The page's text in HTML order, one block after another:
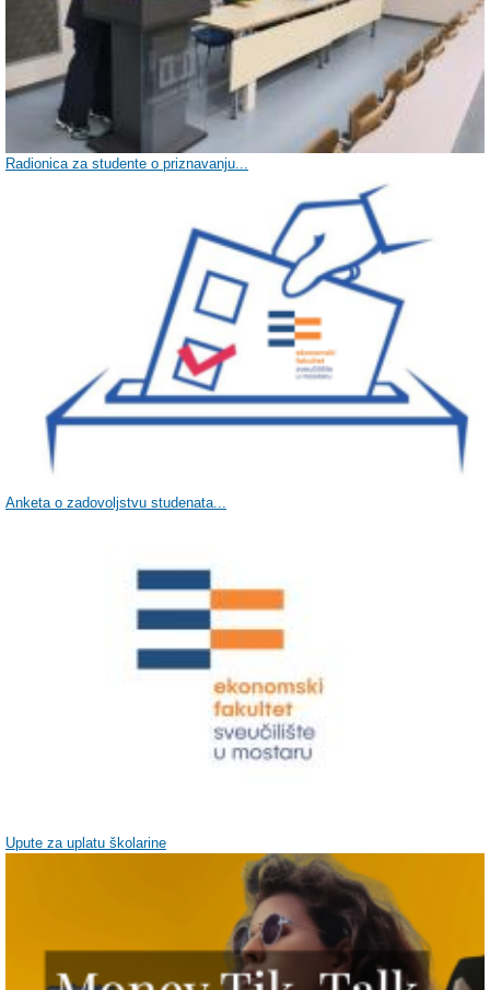
Radionica za studente o priznavanju...
Anketa o zadovoljstvu studenata...
Upute za uplatu školarine